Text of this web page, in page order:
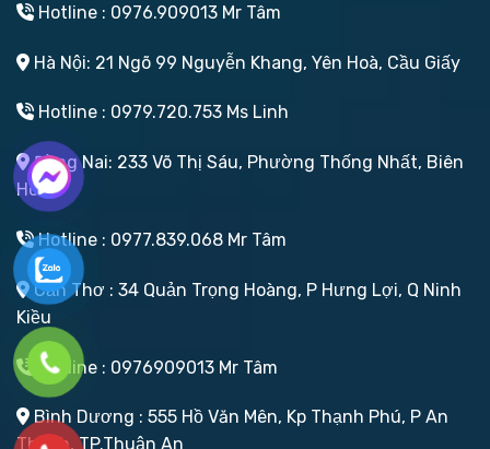
Hotline : 0976.909013 Mr Tâm
Hà Nội: 21 Ngõ 99 Nguyễn Khang, Yên Hoà, Cầu Giấy
Hotline : 0979.720.753 Ms Linh
Đồng Nai: 233 Võ Thị Sáu, Phường Thống Nhất, Biên
Hoà
Hotline : 0977.839.068 Mr Tâm
Cần Thơ : 34 Quản Trọng Hoàng, P Hưng Lợi, Q Ninh
Kiều
Hotline : 0976909013 Mr Tâm
Bình Dương : 555 Hồ Văn Mên, Kp Thạnh Phú, P An
Thạnh, TP.Thuận An